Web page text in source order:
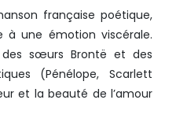
française poétique,
à une émotion viscérale.
des sœurs Brontë et des
(Pénélope, Scarlett
et la beauté de l’amour